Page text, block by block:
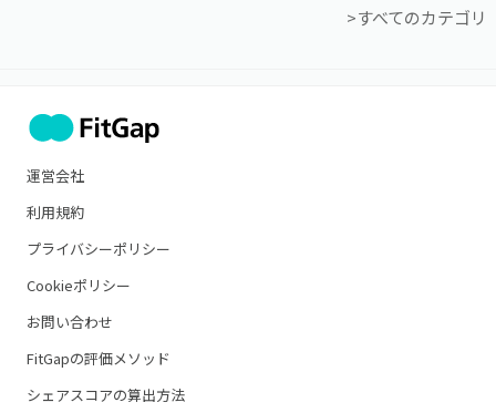
>すべてのカテゴリ
運営会社
利用規約
プライバシーポリシー
Cookieポリシー
お問い合わせ
FitGapの評価メソッド
シェアスコアの算出方法